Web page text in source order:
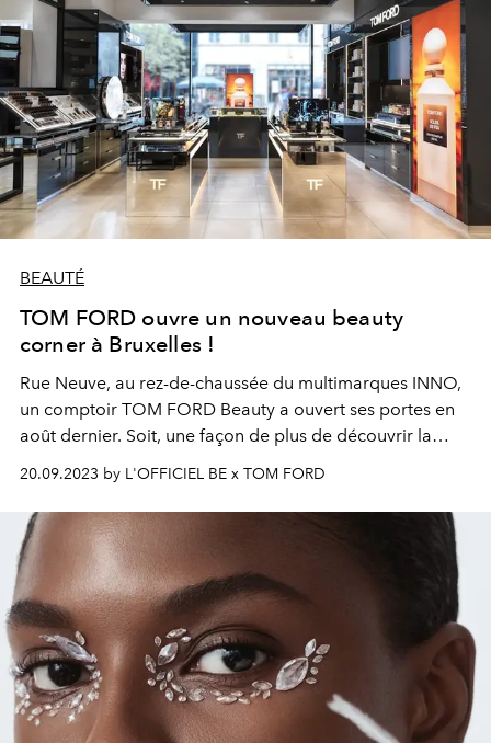
BEAUTÉ
TOM FORD ouvre un nouveau beauty
corner à Bruxelles !
Rue Neuve, au rez-de-chaussée du multimarques INNO,
un comptoir TOM FORD Beauty a ouvert ses portes en
août dernier. Soit, une façon de plus de découvrir la
gamme complète de parfums et de maquillage de TOM
20.09.2023 by L'OFFICIEL BE x TOM FORD